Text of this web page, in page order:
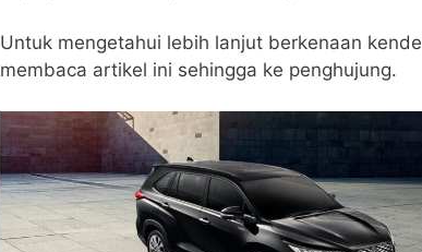
Untuk mengetahui lebih lanjut berkenaan
membaca artikel ini sehingga ke penghujung.